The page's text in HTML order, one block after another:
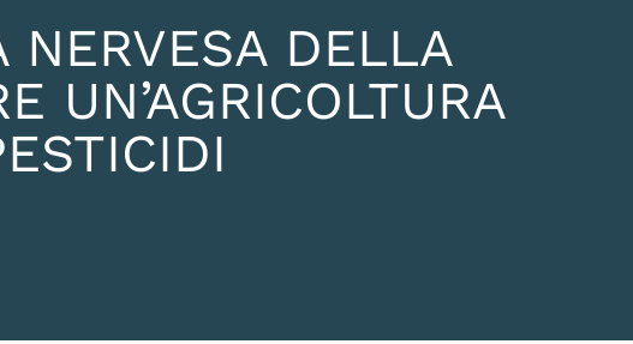
NERVESA DELLA
UN’AGRICOLTURA